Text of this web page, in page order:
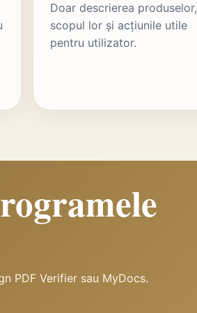
Doar descrierea produselor,
scopul lor și acțiunile utile
pentru utilizator.
PDF Verifier sau MyDocs.